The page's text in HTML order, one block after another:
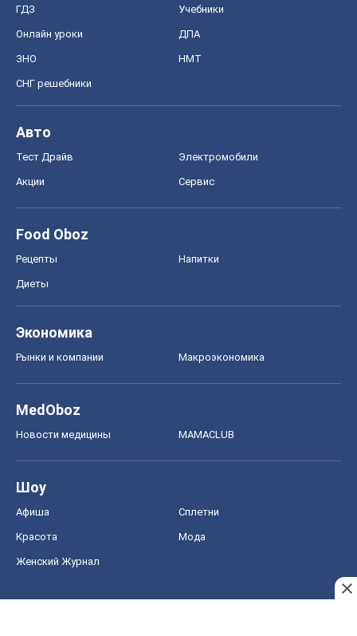
ГДЗ Учебники
Онлайн уроки ДПА
ЗНО НМТ
СНГ решебники
Авто
Тест Драйв Электромобили
Акции Сервис
Food Oboz
Рецепты Напитки
Диеты
Экономика
Рынки и компании Mакроэкономика
MedOboz
Новости медицины MAMACLUB
Шоу
Афиша Сплетни
Красота Мода
Женский Журнал